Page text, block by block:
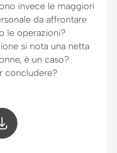
invece le maggiori
da affrontare
le operazioni?
si nota una netta
è un caso?
concludere?